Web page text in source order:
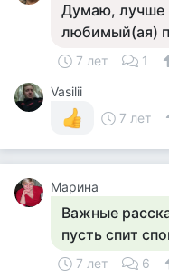
Думаю, лучше
любимый(ая)
7 лет 1
Vasilii
7 лет
Марина
Важные
пусть спит
7 лет 6